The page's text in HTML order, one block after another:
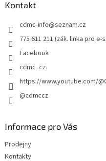
Kontakt
cdmc-info@seznam.cz
775 611 211 (zák. linka pro e-
Facebook
cdmc_cz
https://www.youtube.com/
@cdmccz
Informace pro Vás
Prodejny
Kontakty